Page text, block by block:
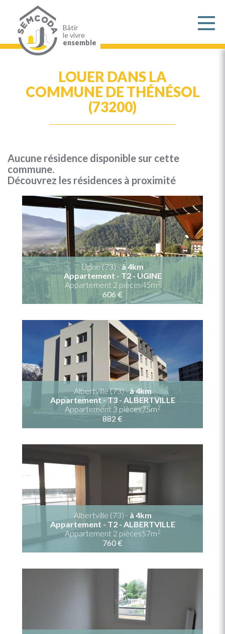
contenu
principal
Bâtir
le vivre
ensemble
LOUER DANS LA
COMMUNE DE THÉNÉSOL
(73200)
Aucune résidence disponible sur cette
commune.
Découvrez les résidences à proximité
Ugine (73) -à 4km
Appartement - T2 - UGINE
Appartement 2 pièces45m2
606 €
Albertville (73) -à 4km
Appartement - T3 - ALBERTVILLE
Appartement 3 pièces75m2
882 €
Albertville (73) - à 4km
Appartement - T2 - ALBERTVILLE
Appartement 2 pièces57m2
760 €